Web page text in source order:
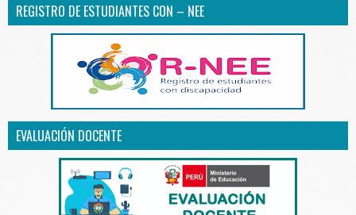
REGISTRO DE ESTUDIANTES CON – NEE
EVALUACIÓN DOCENTE